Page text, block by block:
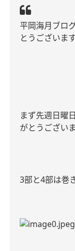
平岡海月ブロ
とうございま
まず先週日曜
がとうござい
3部と4部は巻